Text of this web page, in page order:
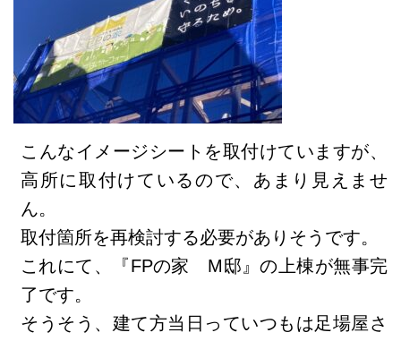
こんなイメージシートを取付けていますが、
高所に取付けているので、あまり見えませ
ん。
取付箇所を再検討する必要がありそうです。
これにて、『FPの家 M邸』の上棟が無事完
了です。
そうそう、建て方当日っていつもは足場屋さ